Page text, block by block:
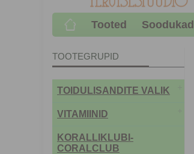
Tooted Soodukad
TOOTEGRUPID
TOIDULISANDITE VALIK
VITAMIINID
KORALLIKLUBI-
CORALCLUB